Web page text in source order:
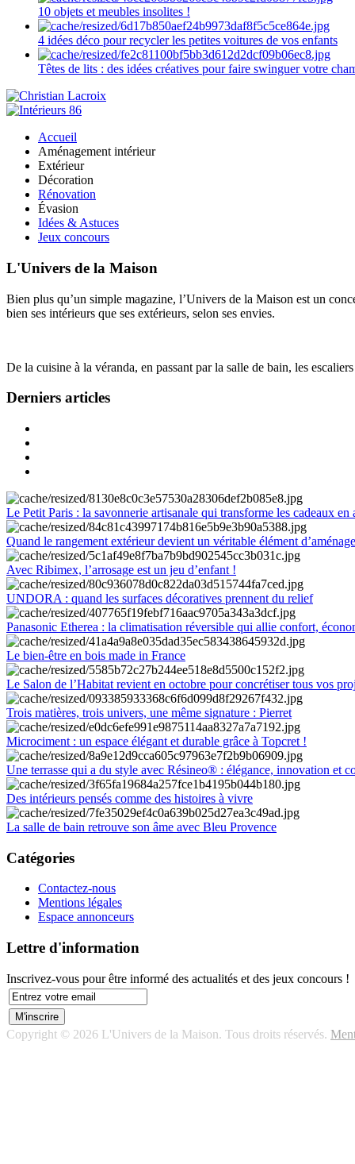
10 objets et meubles insolites !
4 idées déco pour recycler les petites voitures de vos enfants
Têtes de lits : des idées créatives pour faire swinguer votre
Accueil
Aménagement intérieur
Extérieur
Décoration
Rénovation
Évasion
Idées & Astuces
Jeux concours
L'Univers de la Maison
Bien plus qu’un simple magazine, l’Univers de la Maison est un
bien ses intérieurs que ses extérieurs, selon ses envies.
De la cuisine à la véranda, en passant par la salle de bain, les
Derniers articles
Le Petit Paris : la savonnerie artisanale qui transforme les cadeaux en
Quand le rangement extérieur devient un véritable élément
Avec Ribimex, l’arrosage est un jeu d’enfant !
UNDORA : quand les surfaces décoratives prennent du relief
Panasonic Etherea : la climatisation réversible qui allie confort,
Le bien-être en bois made in France
Le Salon de l’Habitat revient en octobre pour concrétiser tous vos
Trois matières, trois univers, une même signature : Pierret
Microciment : un espace élégant et durable grâce à Topcret !
Une terrasse qui a du style avec Résineo® : élégance, innovation et
Des intérieurs pensés comme des histoires à vivre
La salle de bain retrouve son âme avec Bleu Provence
Catégories
Contactez-nous
Mentions légales
Espace annonceurs
Lettre d'information
Inscrivez-vous pour être informé des actualités et des jeux concours !
Copyright © 2026 L'Univers de la Maison. Tous droits réservés.